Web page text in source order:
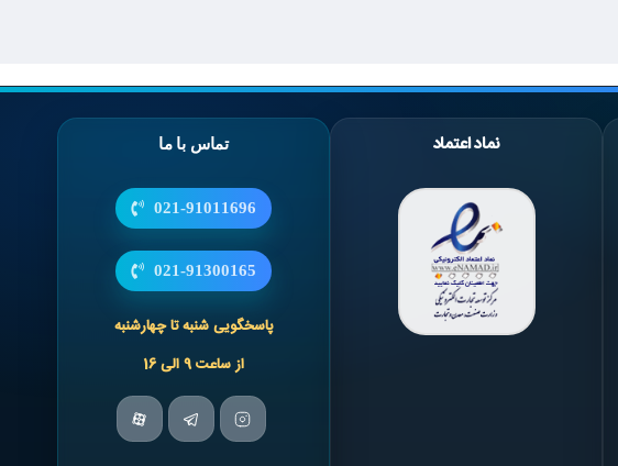
نماد اعتماد تماس با ما
021-91011696
021-91300165
پاسخگویی شنبه تا چهارشنبه
از ساعت 9 الی 16